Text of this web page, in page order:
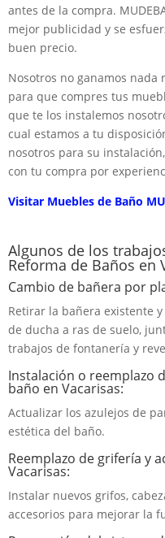
antes de la compra.
mejor publicidad y se
buen precio.
Nosotros no ganamos nada
para que compres tus
que te los instalemos
cual estamos a tu
nosotros para su
con tu compra por
Visitar Muebles de Baño
Algunos de los
Reforma de Baños en
Cambio de bañera por
Retirar la bañera existente
de ducha a ras de suelo,
trabajos de fontanería y
Instalación o reemplazo
baño en Vacarisas:
Actualizar los azulejos de
estética del baño.
Reemplazo de grifería y
Vacarisas:
Instalar nuevos grifos,
accesorios para mejorar la